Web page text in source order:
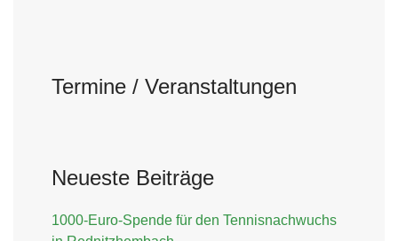
Termine / Veranstaltungen
Neueste Beiträge
1000-Euro-Spende für den Tennisnachwuchs